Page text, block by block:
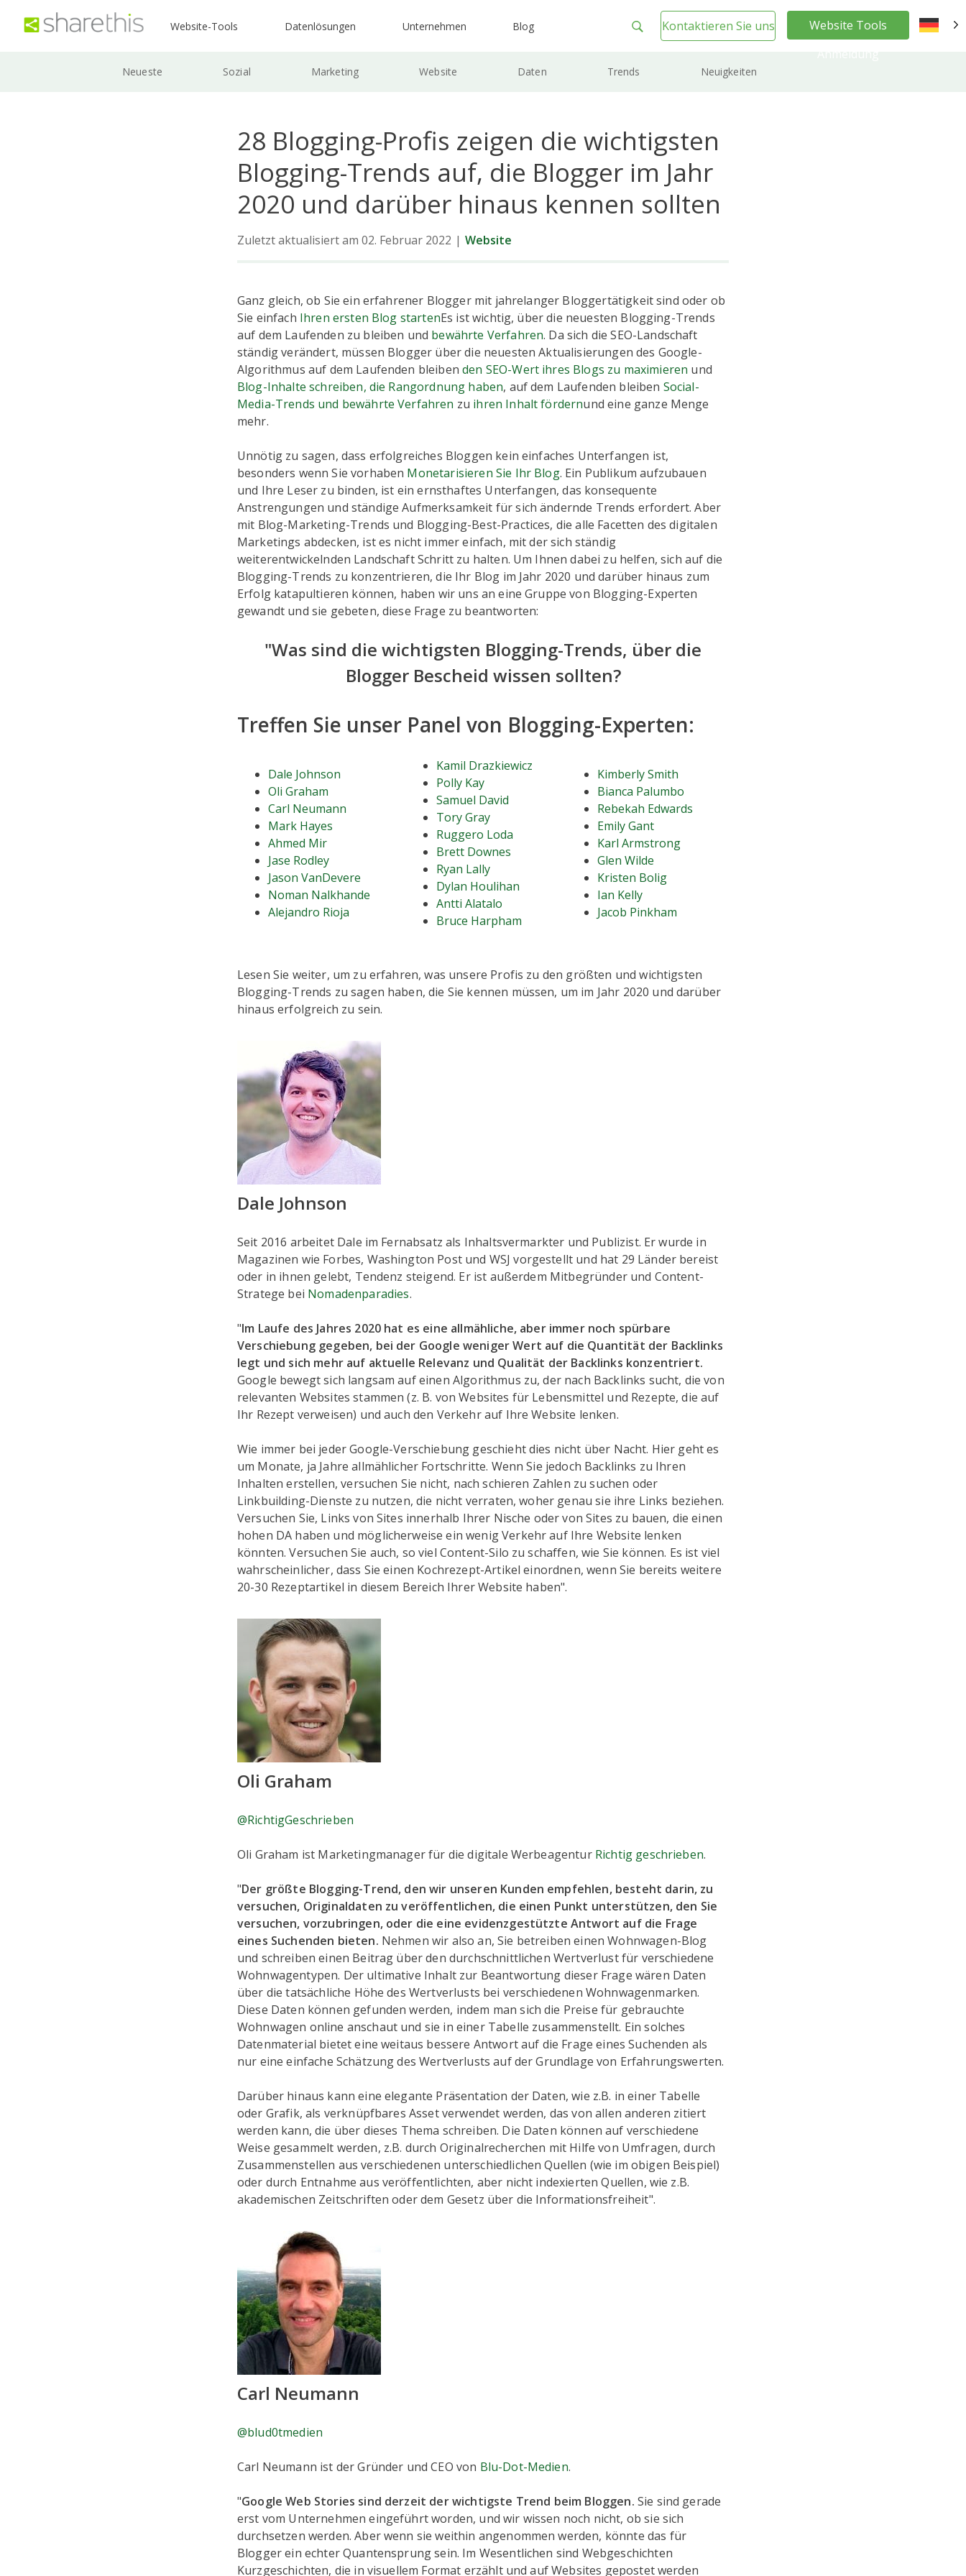
Website-Tools Datenlösungen Unternehmen Blog Kontaktieren Sie uns
Website Tools
Neueste Sozial Marketing Website Daten Trends Neuigkeiten
28 Blogging-Profis zeigen die wichtigsten
Blogging-Trends auf, die Blogger im Jahr
2020 und darüber hinaus kennen sollten
Zuletzt aktualisiert am 02. Februar 2022 | Website
Ganz gleich, ob Sie ein erfahrener Blogger mit jahrelanger Bloggertätigkeit sind oder ob
Sie einfach Ihren ersten Blog startenEs ist wichtig, über die neuesten Blogging-Trends
auf dem Laufenden zu bleiben und bewährte Verfahren. Da sich die SEO-Landschaft
ständig verändert, müssen Blogger über die neuesten Aktualisierungen des Google-
Algorithmus auf dem Laufenden bleibenden SEO-Wert ihres Blogs zu maximieren und
Blog-Inhalte schreiben, die Rangordnung haben, auf dem Laufenden bleiben Social-
Media-Trends und bewährte Verfahren zu ihren Inhalt fördernund eine ganze Menge
mehr.
Unnötig zu sagen, dass erfolgreiches Bloggen kein einfaches Unterfangen ist,
besonders wenn Sie vorhaben Monetarisieren Sie Ihr Blog. Ein Publikum aufzubauen
und Ihre Leser zu binden, ist ein ernsthaftes Unterfangen, das konsequente
Anstrengungen und ständige Aufmerksamkeit für sich ändernde Trends erfordert. Aber
mit Blog-Marketing-Trends und Blogging-Best-Practices, die alle Facetten des digitalen
Marketings abdecken, ist es nicht immer einfach, mit der sich ständig
weiterentwickelnden Landschaft Schritt zu halten. Um Ihnen dabei zu helfen, sich auf die
Blogging-Trends zu konzentrieren, die Ihr Blog im Jahr 2020 und darüber hinaus zum
Erfolg katapultieren können, haben wir uns an eine Gruppe von Blogging-Experten
gewandt und sie gebeten, diese Frage zu beantworten:
"Was sind die wichtigsten Blogging-Trends, über die
Blogger Bescheid wissen sollten?
Treffen Sie unser Panel von Blogging-Experten:
Dale Johnson
Oli Graham
Carl Neumann
Mark Hayes
Ahmed Mir
Jase Rodley
Jason VanDevere
Noman Nalkhande
Alejandro Rioja
Kamil Drazkiewicz
Polly Kay
Samuel David
Tory Gray
Ruggero Loda
Brett Downes
Ryan Lally
Dylan Houlihan
Antti Alatalo
Bruce Harpham
Kimberly Smith
Bianca Palumbo
Rebekah Edwards
Emily Gant
Karl Armstrong
Glen Wilde
Kristen Bolig
Ian Kelly
Jacob Pinkham
Lesen Sie weiter, um zu erfahren, was unsere Profis zu den größten und wichtigsten
Blogging-Trends zu sagen haben, die Sie kennen müssen, um im Jahr 2020 und darüber
hinaus erfolgreich zu sein.
Dale Johnson
Seit 2016 arbeitet Dale im Fernabsatz als Inhaltsvermarkter und Publizist. Er wurde in
Magazinen wie Forbes, Washington Post und WSJ vorgestellt und hat 29 Länder bereist
oder in ihnen gelebt, Tendenz steigend. Er ist außerdem Mitbegründer und Content-
Stratege bei Nomadenparadies.
"Im Laufe des Jahres 2020 hat es eine allmähliche, aber immer noch spürbare
Verschiebung gegeben, bei der Google weniger Wert auf die Quantität der Backlinks
legt und sich mehr auf aktuelle Relevanz und Qualität der Backlinks konzentriert.
Google bewegt sich langsam auf einen Algorithmus zu, der nach Backlinks sucht, die von
relevanten Websites stammen (z. B. von Websites für Lebensmittel und Rezepte, die auf
Ihr Rezept verweisen) und auch den Verkehr auf Ihre Website lenken.
Wie immer bei jeder Google-Verschiebung geschieht dies nicht über Nacht. Hier geht es
um Monate, ja Jahre allmählicher Fortschritte. Wenn Sie jedoch Backlinks zu Ihren
Inhalten erstellen, versuchen Sie nicht, nach schieren Zahlen zu suchen oder
Linkbuilding-Dienste zu nutzen, die nicht verraten, woher genau sie ihre Links beziehen.
Versuchen Sie, Links von Sites innerhalb Ihrer Nische oder von Sites zu bauen, die einen
hohen DA haben und möglicherweise ein wenig Verkehr auf Ihre Website lenken
könnten. Versuchen Sie auch, so viel Content-Silo zu schaffen, wie Sie können. Es ist viel
wahrscheinlicher, dass Sie einen Kochrezept-Artikel einordnen, wenn Sie bereits weitere
20-30 Rezeptartikel in diesem Bereich Ihrer Website haben".
Oli Graham
@RichtigGeschrieben
Oli Graham ist Marketingmanager für die digitale Werbeagentur Richtig geschrieben.
"Der größte Blogging-Trend, den wir unseren Kunden empfehlen, besteht darin, zu
versuchen, Originaldaten zu veröffentlichen, die einen Punkt unterstützen, den Sie
versuchen, vorzubringen, oder die eine evidenzgestützte Antwort auf die Frage
eines Suchenden bieten. Nehmen wir also an, Sie betreiben einen Wohnwagen-Blog
und schreiben einen Beitrag über den durchschnittlichen Wertverlust für verschiedene
Wohnwagentypen. Der ultimative Inhalt zur Beantwortung dieser Frage wären Daten
über die tatsächliche Höhe des Wertverlusts bei verschiedenen Wohnwagenmarken.
Diese Daten können gefunden werden, indem man sich die Preise für gebrauchte
Wohnwagen online anschaut und sie in einer Tabelle zusammenstellt. Ein solches
Datenmaterial bietet eine weitaus bessere Antwort auf die Frage eines Suchenden als
nur eine einfache Schätzung des Wertverlusts auf der Grundlage von Erfahrungswerten.
Darüber hinaus kann eine elegante Präsentation der Daten, wie z.B. in einer Tabelle
oder Grafik, als verknüpfbares Asset verwendet werden, das von allen anderen zitiert
werden kann, die über dieses Thema schreiben. Die Daten können auf verschiedene
Weise gesammelt werden, z.B. durch Originalrecherchen mit Hilfe von Umfragen, durch
Zusammenstellen aus verschiedenen unterschiedlichen Quellen (wie im obigen Beispiel)
oder durch Entnahme aus veröffentlichten, aber nicht indexierten Quellen, wie z.B.
akademischen Zeitschriften oder dem Gesetz über die Informationsfreiheit".
Carl Neumann
@blud0tmedien
Carl Neumann ist der Gründer und CEO von Blu-Dot-Medien.
"Google Web Stories sind derzeit der wichtigste Trend beim Bloggen. Sie sind gerade
erst vom Unternehmen eingeführt worden, und wir wissen noch nicht, ob sie sich
durchsetzen werden. Aber wenn sie weithin angenommen werden, könnte das für
Blogger ein echter Quantensprung sein. Im Wesentlichen sind Webgeschichten
Kurzgeschichten, die in visuellem Format erzählt und auf Websites gepostet werden